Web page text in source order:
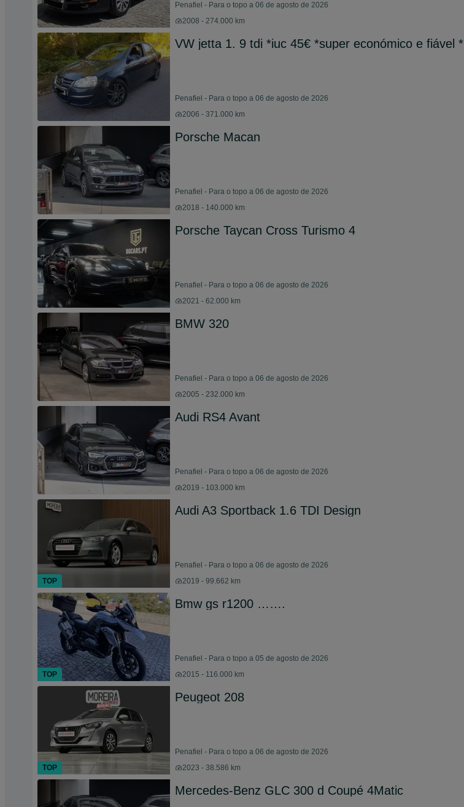
Penafiel - Para o topo a 06 de agosto de 2026
2008 - 274.000 km
VW jetta 1. 9 tdi *iuc 45€ *super económico e fiável *
Penafiel - Para o topo a 06 de agosto de 2026
2006 - 371.000 km
Porsche Macan
Penafiel - Para o topo a 06 de agosto de 2026
2018 - 140.000 km
Porsche Taycan Cross Turismo 4
Penafiel - Para o topo a 06 de agosto de 2026
2021 - 62.000 km
BMW 320
Penafiel - Para o topo a 06 de agosto de 2026
2005 - 232.000 km
Audi RS4 Avant
Penafiel - Para o topo a 06 de agosto de 2026
2019 - 103.000 km
Audi A3 Sportback 1.6 TDI Design
Penafiel - Para o topo a 06 de agosto de 2026
2019 - 99.662 km
Bmw gs r1200 …….
Penafiel - Para o topo a 05 de agosto de 2026
2015 - 116.000 km
Peugeot 208
Penafiel - Para o topo a 06 de agosto de 2026
2023 - 38.586 km
Mercedes-Benz GLC 300 d Coupé 4Matic
TOP
TOP
TOP